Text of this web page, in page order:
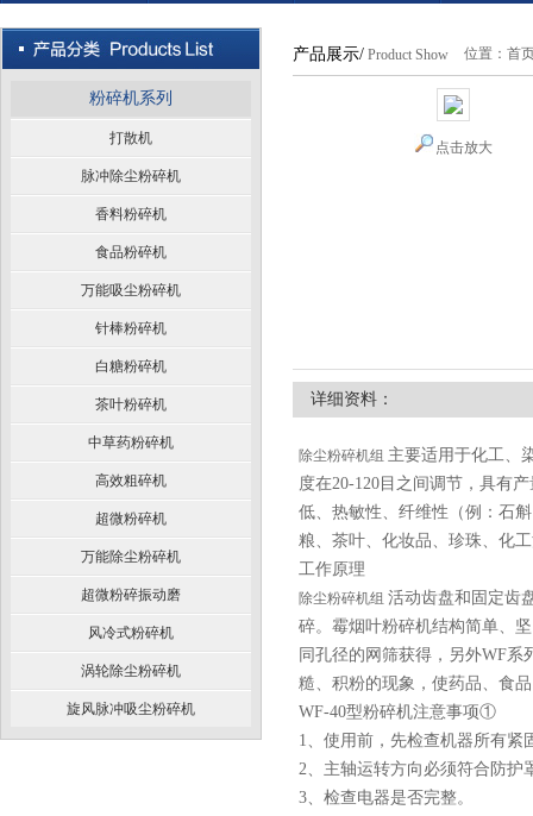
粉碎机系列
打散机
脉冲除尘粉碎机
香料粉碎机
食品粉碎机
万能吸尘粉碎机
针棒粉碎机
白糖粉碎机
茶叶粉碎机
中草药粉碎机
高效粗碎机
超微粉碎机
万能除尘粉碎机
超微粉碎振动磨
风冷式粉碎机
涡轮除尘粉碎机
旋风脉冲吸尘粉碎机
产品展示/ Product Show 位置： 首
点击放大
详细资料：
除尘粉碎机组 主要适用于化工、
度在20-120目之间调节，具有
低、热敏性、纤维性（例：石
粮、茶叶、化妆品、珍珠、化
工作原理
除尘粉碎机组 活动齿盘和固定齿
碎。霉烟叶粉碎机结构简单、
同孔径的网筛获得，另外WF
糙、积粉的现象，使药品、食
WF-40型粉碎机注意事项①
1、使用前，先检查机器所有紧
2、主轴运转方向必须符合防护
3、检查电器是否完整。